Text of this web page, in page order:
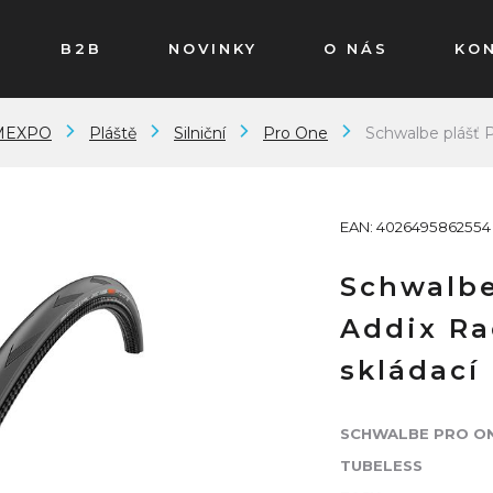
B2B NOVINKY O NÁS
Pláště Silniční Pro One Schwalbe plášť
EAN: 4026495862554
Addix
skládací
SCHWALBE PRO
TUBELESS